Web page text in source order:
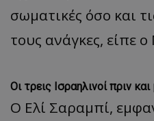
σωματικές όσο και
τους ανάγκες, είπε ο
Οι τρεις Ισραηλινοί πριν
Ο Ελί Σαραμπί,